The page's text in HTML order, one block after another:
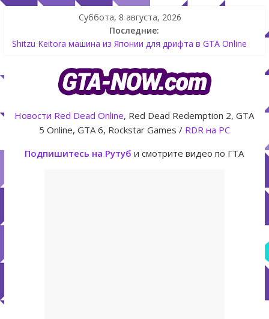
Суббота, 8 августа, 2026
Последние:
Как создать аккаунт Rockstar Games Social Club инструкция
The Kortz Center Heist — новое ограбление появится в
GTA Online уже 14 июля
GTA Online: Rockstar запускает программу Fine Art Collector
Летнее обновление для GTA 5 Online The Kortz Center Heist
Новости Red Dead Online, Red Dead Redemption 2, GTA
5 Online, GTA 6, Rockstar Games / RDR на PC
Подпишитесь на Рутуб и смотрите видео по ГТА